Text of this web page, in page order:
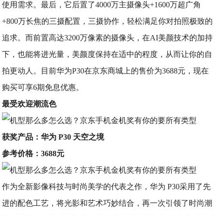
使用需求。最后，它后置了4000万主摄像头+1600万超广角
+800万长焦的三摄配置，三摄协作，轻松满足你对拍照极致的
追求。而前置高达3200万像素的摄像头，在AI美颜技术的加持
下，也能将进光量，美颜度保持在适中的程度，从而让你的自
拍更动人。目前华为P30在京东商城上的售价为3688元，现在
购买可享6期免息优惠。
最受欢迎潮流色
获奖产品：华为 P30 天空之境
参考价格：3688元
作为全新影像科技与时尚美学的代表之作，华为 P30采用了先
进的配色工艺，将光影和艺术巧妙结合，再一次引领了时尚潮